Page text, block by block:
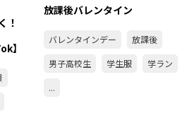
！
】
放課後バレンタイン
バレンタインデー
放課後
男子高校生
学生服
学ラン
...